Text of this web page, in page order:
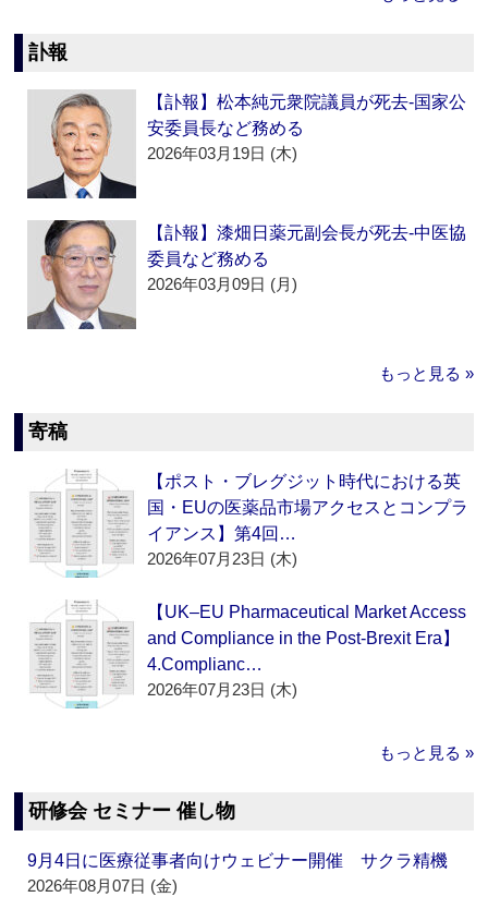
訃報
【訃報】松本純元衆院議員が死去‐国家公
安委員長など務める
2026年03月19日 (木)
【訃報】漆畑日薬元副会長が死去‐中医協
委員など務める
2026年03月09日 (月)
もっと見る »
寄稿
【ポスト・ブレグジット時代における英
国・EUの医薬品市場アクセスとコンプラ
イアンス】第4回…
2026年07月23日 (木)
【UK–EU Pharmaceutical Market Access
and Compliance in the Post-Brexit Era】
4.Complianc…
2026年07月23日 (木)
もっと見る »
研修会 セミナー 催し物
9月4日に医療従事者向けウェビナー開催 サクラ精機
2026年08月07日 (金)